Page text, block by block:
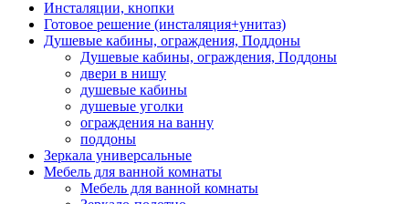
Инсталяции, кнопки
Готовое решение (инсталяция+унитаз)
Душевые кабины, ограждения, Поддоны
Душевые кабины, ограждения, Поддоны
двери в нишу
душевые кабины
душевые уголки
ограждения на ванну
поддоны
Зеркала универсальные
Мебель для ванной комнаты
Мебель для ванной комнаты